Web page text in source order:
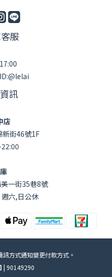
服
訊
店
新街46號1F
一街35巷8號
六,日公休
方式通知變更付款方式。
| 90149290